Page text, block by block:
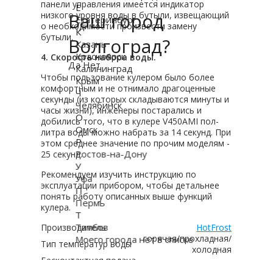
панели управления имеется индикатор
низкого уровня воды в бутыли, извещающий
о необходимости произвести замену
бутыли.
4. Скорость набора воды.
Чтобы пользование кулером было более
комфортным и не отнимало драгоценные
секунды (из которых складываются минуты и
часы жизни), инженеры постарались и
добились того, что в кулере V450AMI пол-
литра воды можно набрать за 14 секунд. При
этом среднее значение по прочим моделям -
25 секунд.
Рекомендуем изучить инструкцию по
эксплуатации прибором, чтобы детальнее
понять работу описанных выше функций
кулера.
Производитель
HotFrost
Тип температур воды
горячая/прохладная/
холодная
Ваш город
Волгоград?
Да Нет
Е
Екатеринбург
К
Казань
Красноярск
Калининград
Крым
Ч
Челябинск
О
Омск
Р
Ростов-на-Дону
У
Уфа
П
Пермь
Т
Тамбов
Моего города нет в списке